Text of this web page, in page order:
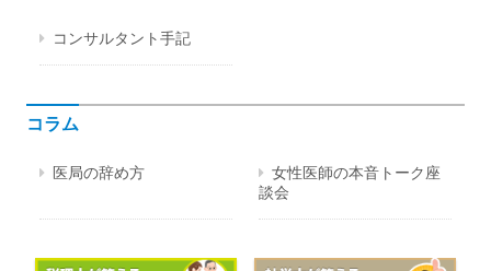
コンサルタント手記
コラム
医局の辞め方
女性医師の本音トーク座
談会